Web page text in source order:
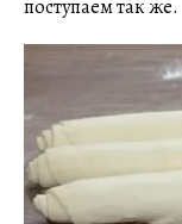
поступаем так же.